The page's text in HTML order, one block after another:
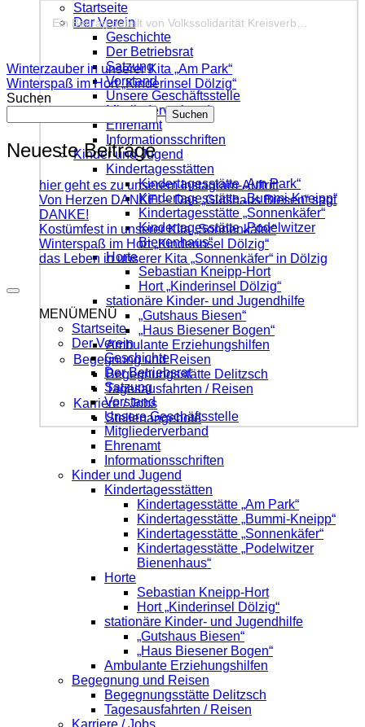
Startseite
Der Verein
Geschichte
Der Betriebsrat
Satzung
Vorstand
Unsere Geschäftsstelle
Mitgliederverband
Ehrenamt
Informationsschriften
Kinder und Jugend
Kindertagesstätten
Kindertagesstätte „Am Park“
Kindertagesstätte „Bummi-Kneipp“
Kindertagesstätte „Sonnenkäfer“
Kindertagesstätte „Podelwitzer
Bienenhaus“
Horte
Sebastian Kneipp-Hort
Hort „Kinderinsel Dölzig“
stationäre Kinder- und Jugendhilfe
„Gutshaus Biesen“
„Haus Biesener Bogen“
Ambulante Erziehungshilfen
Begegnung und Reisen
Begegnungsstätte Delitzsch
Tagesausfahrten / Reisen
Karriere / Jobs
Stellenangebote
Winterzauber in unserer Kita „Am Park“
Winterspaß im Hort „Kinderinsel Dölzig“
Suchen
Suchen
Neueste Beiträge
hier geht es zu unserem Instagram-Auftritt
Von Herzen DANKE! – Das „Gutshaus Biesen“ sagt
DANKE!
Kostümfest in unserer Kita „Sonnenkäfer“
Winterspaß im Hort „Kinderinsel Dölzig“
das Leben in unserer Kita „Sonnenkäfer“ in Dölzig
MENÜMENÜ
Startseite
Der Verein
Geschichte
Der Betriebsrat
Satzung
Vorstand
Unsere Geschäftsstelle
Mitgliederverband
Ehrenamt
Informationsschriften
Kinder und Jugend
Kindertagesstätten
Kindertagesstätte „Am Park“
Kindertagesstätte „Bummi-Kneipp“
Kindertagesstätte „Sonnenkäfer“
Kindertagesstätte „Podelwitzer
Bienenhaus“
Horte
Sebastian Kneipp-Hort
Hort „Kinderinsel Dölzig“
stationäre Kinder- und Jugendhilfe
„Gutshaus Biesen“
„Haus Biesener Bogen“
Ambulante Erziehungshilfen
Begegnung und Reisen
Begegnungsstätte Delitzsch
Tagesausfahrten / Reisen
Karriere / Jobs